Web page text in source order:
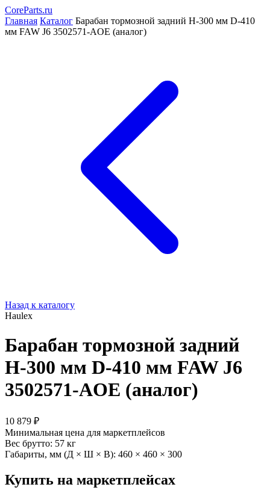
CoreParts.ru
Главная Каталог Барабан тормозной задний H-300 мм D-410
мм FAW J6 3502571-AOE (аналог)
Назад к каталогу
Haulex
Барабан тормозной задний
H-300 мм D-410 мм FAW J6
3502571-AOE (аналог)
10 879 ₽
Минимальная цена для маркетплейсов
Вес брутто: 57 кг
Габариты, мм (Д × Ш × В): 460 × 460 × 300
Купить на маркетплейсах